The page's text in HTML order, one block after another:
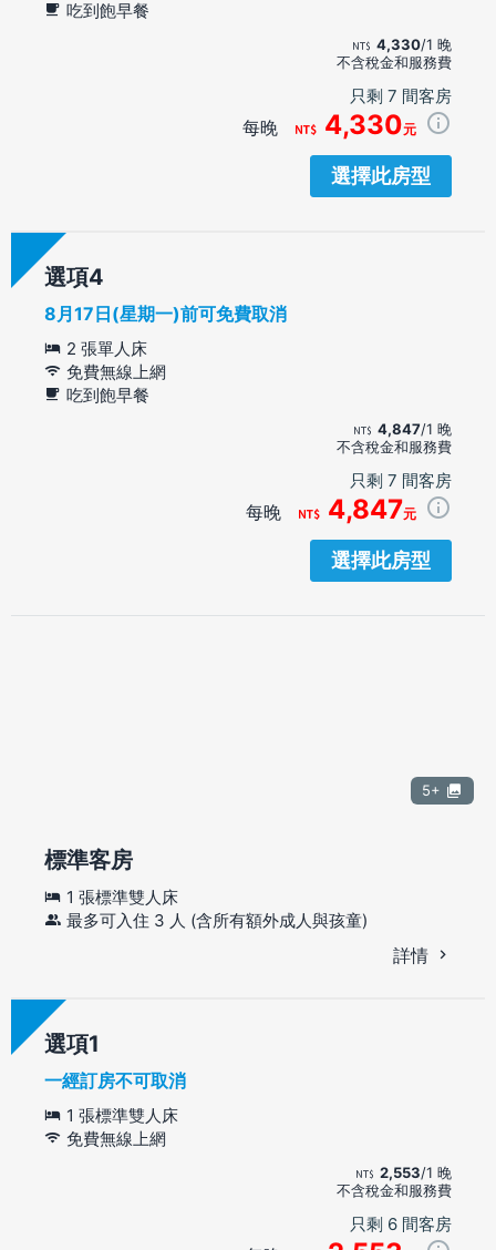
吃到飽早餐
4,330/1 晚
不含稅金和服務費
只剩 7 間客房
每晚 4,330元
選擇此房型
選項
8月17日(星期一)前可免費取消
2 張單人床
免費無線上網
吃到飽早餐
4,847/1 晚
不含稅金和服務費
只剩 7 間客房
每晚 4,847元
選擇此房型
5+
標準客房
1 張標準雙人床
最多可入住 3 人 (含所有額外成人與孩童)
詳情
選項
一經訂房不可取消
1 張標準雙人床
免費無線上網
2,553/1 晚
不含稅金和服務費
只剩 6 間客房